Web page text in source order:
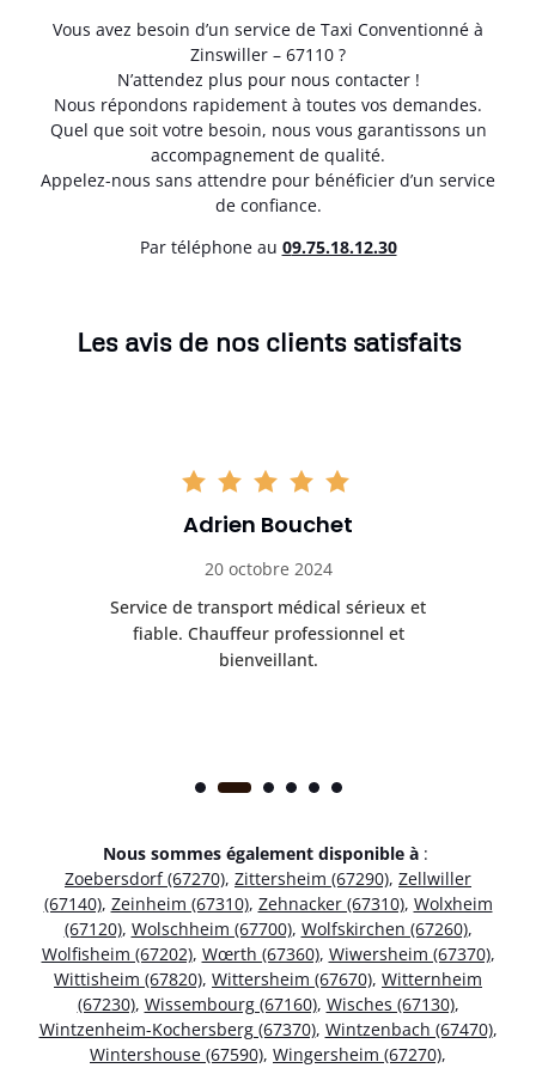
Vous avez besoin d’un service de Taxi Conventionné à
Zinswiller – 67110 ?
N’attendez plus pour nous contacter !
Nous répondons rapidement à toutes vos demandes.
Quel que soit votre besoin, nous vous garantissons un
accompagnement de qualité.
Appelez-nous sans attendre pour bénéficier d’un service
de confiance.
Par téléphone au 09.75.18.12.30
Les avis de nos clients satisfaits
Adrien Bouchet
20 octobre 2024
Service de transport médical sérieux et
fiable. Chauffeur professionnel et
bienveillant.
Nous sommes également disponible à :
Zoebersdorf (67270), Zittersheim (67290), Zellwiller
(67140), Zeinheim (67310), Zehnacker (67310), Wolxheim
(67120), Wolschheim (67700), Wolfskirchen (67260),
Wolfisheim (67202), Wœrth (67360), Wiwersheim (67370),
Wittisheim (67820), Wittersheim (67670), Witternheim
(67230), Wissembourg (67160), Wisches (67130),
Wintzenheim-Kochersberg (67370), Wintzenbach (67470),
Wintershouse (67590), Wingersheim (67270),